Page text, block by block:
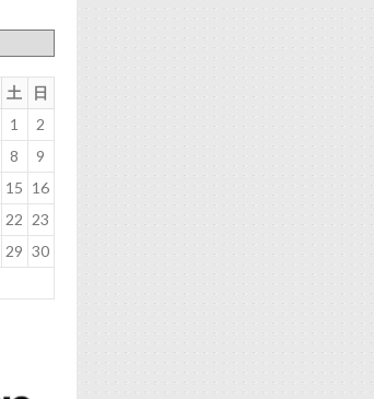
土
日
1
2
8
9
15 16
22 23
29 30